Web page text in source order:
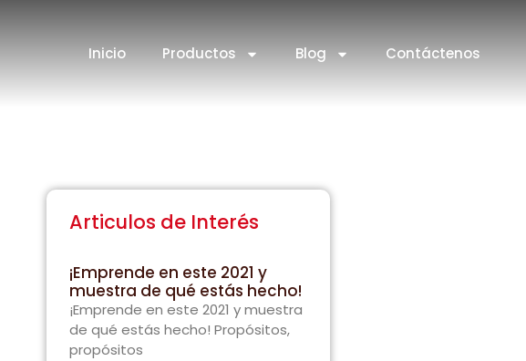
Inicio Productos Blog Contáctenos
Articulos de Interés
¡Emprende en este 2021 y
muestra de qué estás hecho!
¡Emprende en este 2021 y muestra
de qué estás hecho! Propósitos,
propósitos